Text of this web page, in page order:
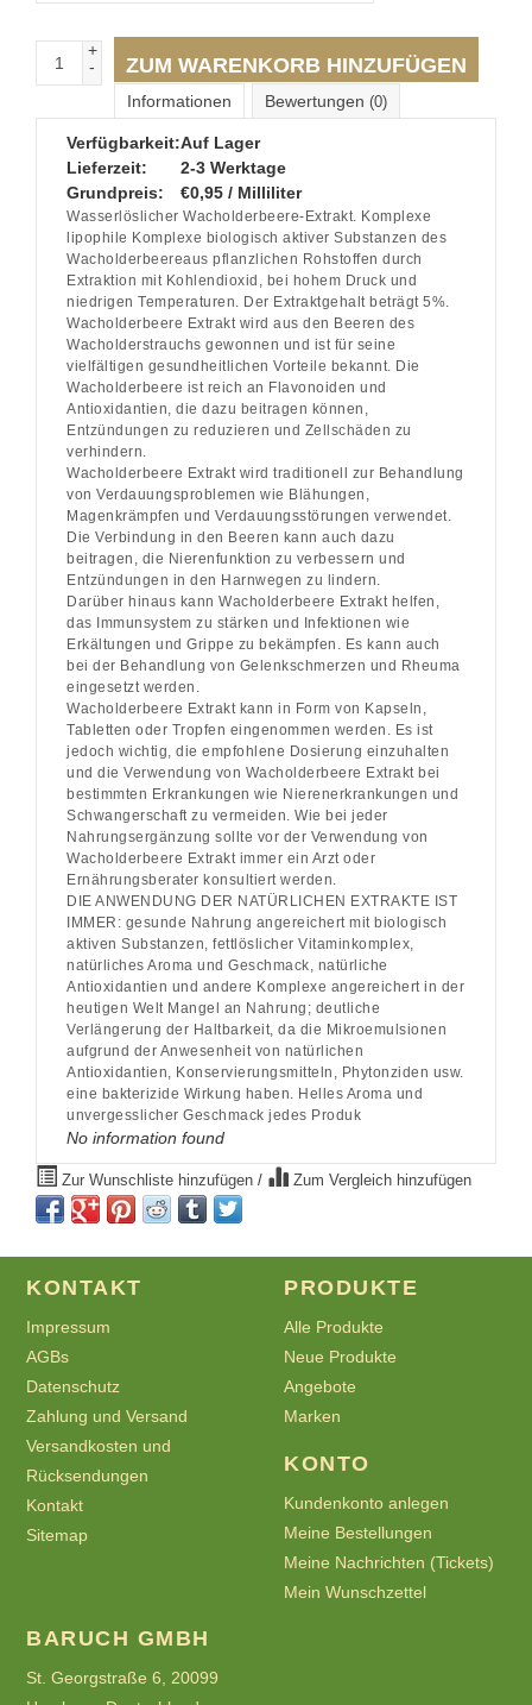
+
-
ZUM WARENKORB HINZUFÜGEN
Informationen Bewertungen (0)
Verfügbarkeit:Auf Lager
Lieferzeit:
2-3 Werktage
Grundpreis:
€0,95 / Milliliter
Wasserlöslicher Wacholderbeere-Extrakt. Komplexe
lipophile Komplexe biologisch aktiver Substanzen des
Wacholderbeereaus pflanzlichen Rohstoffen durch
Extraktion mit Kohlendioxid, bei hohem Druck und
niedrigen Temperaturen. Der Extraktgehalt beträgt 5%.
Wacholderbeere Extrakt wird aus den Beeren des
Wacholderstrauchs gewonnen und ist für seine
vielfältigen gesundheitlichen Vorteile bekannt. Die
Wacholderbeere ist reich an Flavonoiden und
Antioxidantien, die dazu beitragen können,
Entzündungen zu reduzieren und Zellschäden zu
verhindern.
Wacholderbeere Extrakt wird traditionell zur Behandlung
von Verdauungsproblemen wie Blähungen,
Magenkrämpfen und Verdauungsstörungen verwendet.
Die Verbindung in den Beeren kann auch dazu
beitragen, die Nierenfunktion zu verbessern und
Entzündungen in den Harnwegen zu lindern.
Darüber hinaus kann Wacholderbeere Extrakt helfen,
das Immunsystem zu stärken und Infektionen wie
Erkältungen und Grippe zu bekämpfen. Es kann auch
bei der Behandlung von Gelenkschmerzen und Rheuma
eingesetzt werden.
Wacholderbeere Extrakt kann in Form von Kapseln,
Tabletten oder Tropfen eingenommen werden. Es ist
jedoch wichtig, die empfohlene Dosierung einzuhalten
und die Verwendung von Wacholderbeere Extrakt bei
bestimmten Erkrankungen wie Nierenerkrankungen und
Schwangerschaft zu vermeiden. Wie bei jeder
Nahrungsergänzung sollte vor der Verwendung von
Wacholderbeere Extrakt immer ein Arzt oder
Ernährungsberater konsultiert werden.
DIE ANWENDUNG DER NATÜRLICHEN EXTRAKTE IST
IMMER: gesunde Nahrung angereichert mit biologisch
aktiven Substanzen, fettlöslicher Vitaminkomplex,
natürliches Aroma und Geschmack, natürliche
Antioxidantien und andere Komplexe angereichert in der
heutigen Welt Mangel an Nahrung; deutliche
Verlängerung der Haltbarkeit, da die Mikroemulsionen
aufgrund der Anwesenheit von natürlichen
Antioxidantien, Konservierungsmitteln, Phytonziden usw.
eine bakterizide Wirkung haben. Helles Aroma und
unvergesslicher Geschmack jedes Produk
No information found
Zur Wunschliste hinzufügen / Zum Vergleich hinzufügen
KONTAKT
Impressum
AGBs
Datenschutz
Zahlung und Versand
Versandkosten und
Rücksendungen
Kontakt
Sitemap
PRODUKTE
Alle Produkte
Neue Produkte
Angebote
Marken
KONTO
Kundenkonto anlegen
Meine Bestellungen
Meine Nachrichten (Tickets)
Mein Wunschzettel
BARUCH GMBH
St. Georgstraße 6, 20099